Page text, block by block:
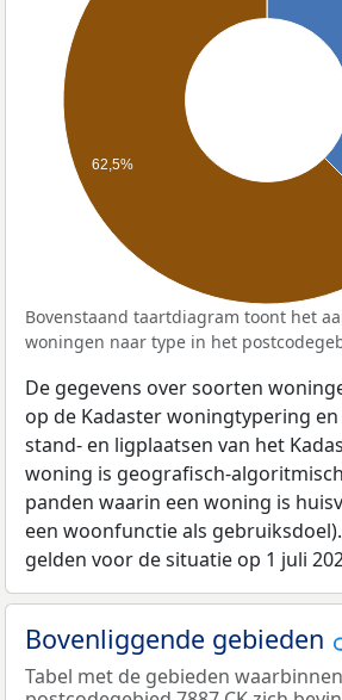
62,5%
Bovenstaand taartdiagram toont het
woningen naar type in het
De gegevens over soorten
op de Kadaster woningtypering
stand- en ligplaatsen van het
woning is geografisch-
panden waarin een woning is
een woonfunctie als
gelden voor de situatie op 1 juli
Bovenliggende gebieden
Tabel met de gebieden